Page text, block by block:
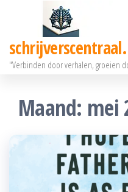
de"Verbinden door verhalen, groeien
Maand: mei